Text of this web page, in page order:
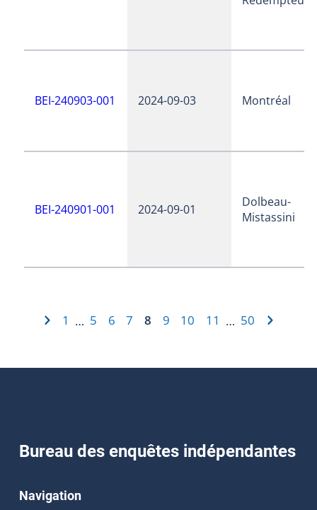
BEI-240903-001 2024-09-03 Montréal
BEI-240901-001 2024-09-01
Dolbeau-
Mistassini
1 … 5 6 7 8 9 10 11 … 50
Bureau des enquêtes indépendantes
Navigation